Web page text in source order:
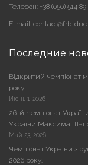
Телефон: +38 (050) 514 89
E-mail: contact@frb-
Последние
Відкритий чемпіонат
року.
Июнь 1, 2026
26-й Чемпіонат
України Максима
Май 23, 2026
Чемпіонат України з
2026 року.